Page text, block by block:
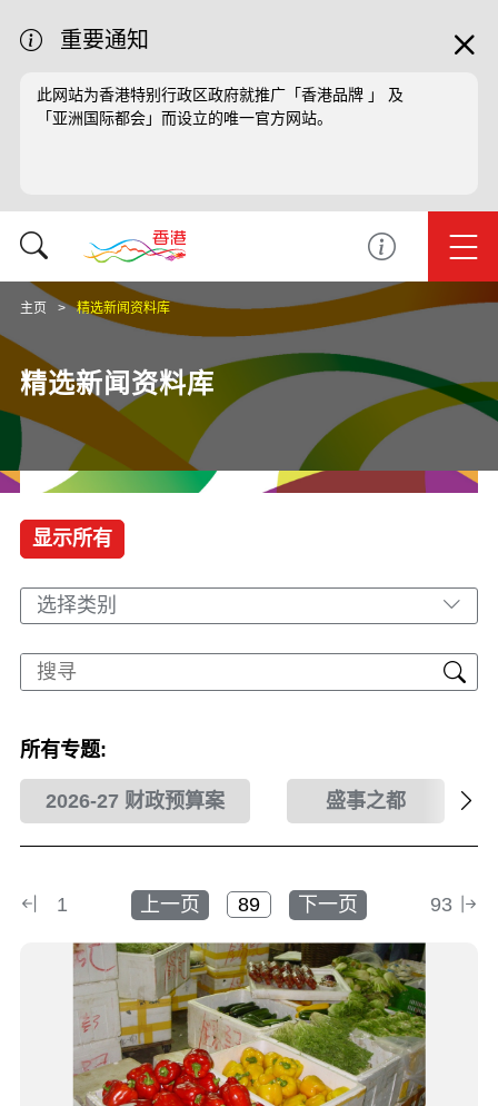
重要通知
此网站为香港特别行政区政府就推广「香港品牌 」 及
「亚洲国际都会」而设立的唯一官方网站。
主页 精选新闻资料库
精选新闻资料库
显示所有
选择类别
所有专题:
2026-27 财政预算案 盛事之都
1 上一页 下一页 93